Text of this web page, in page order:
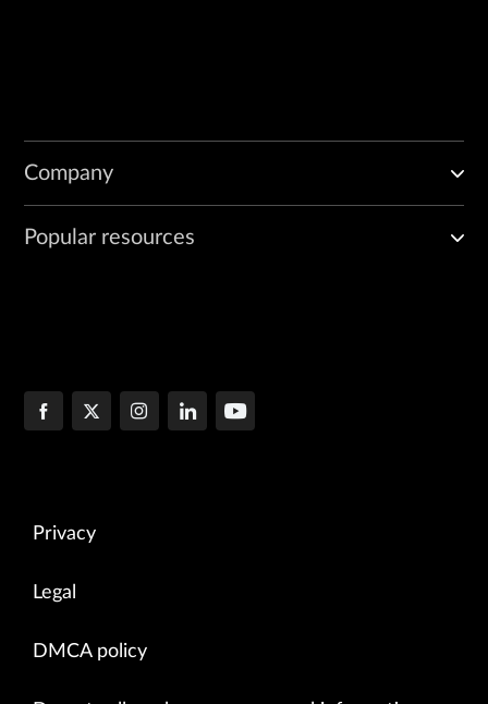
Company
Popular resources
Privacy
Legal
DMCA policy